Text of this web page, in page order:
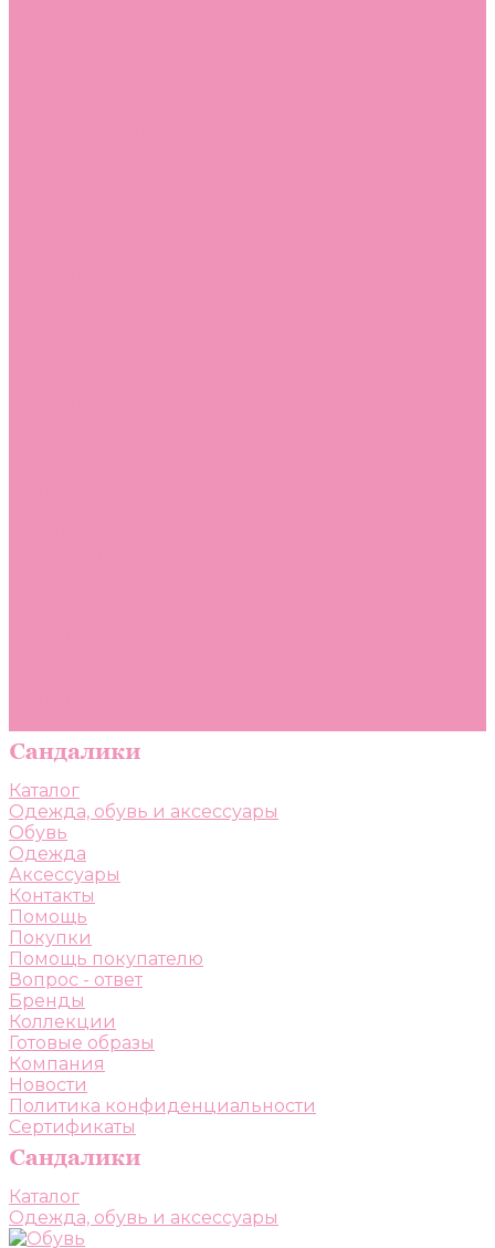
Каталог
Одежда, обувь и аксессуары
Обувь
Одежда
Аксессуары
Контакты
Помощь
Покупки
Помощь покупателю
Вопрос - ответ
Бренды
Коллекции
Готовые образы
Компания
Новости
Политика конфиденциальности
Сертификаты
Каталог
Одежда, обувь и аксессуары